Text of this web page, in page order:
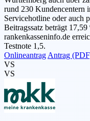
rund 230 Kundencentern
Servicehotline oder auch
Beitragssatz beträgt
rankenkasseninfo.de
Testnote 1,5.
Onlineantrag Antrag
VS
VS